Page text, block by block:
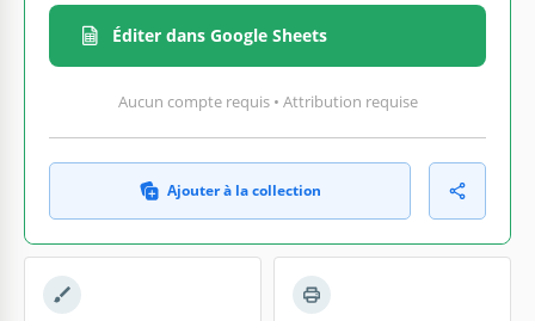
Éditer dans Google Sheets
Aucun compte requis • Attribution requise
Ajouter à la collection